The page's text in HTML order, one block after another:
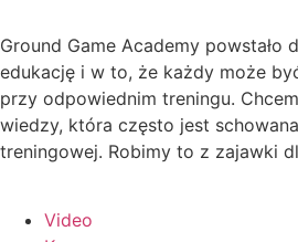
Ground Game Academy powstało
edukację i w to, że każdy może
przy odpowiednim treningu.
wiedzy, która często jest
treningowej. Robimy to z zajawki
Video